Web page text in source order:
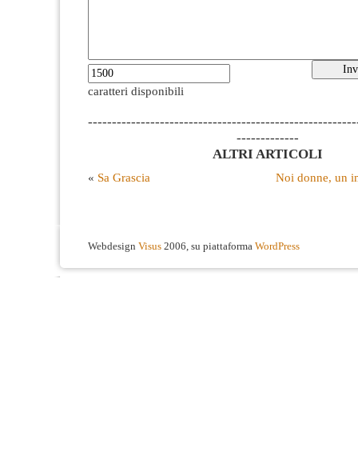
caratteri disponibili
-------------
ALTRI ARTICOLI
« Sa Grascia Noi donne, un
Webdesign Visus 2006, su piattaforma WordPress